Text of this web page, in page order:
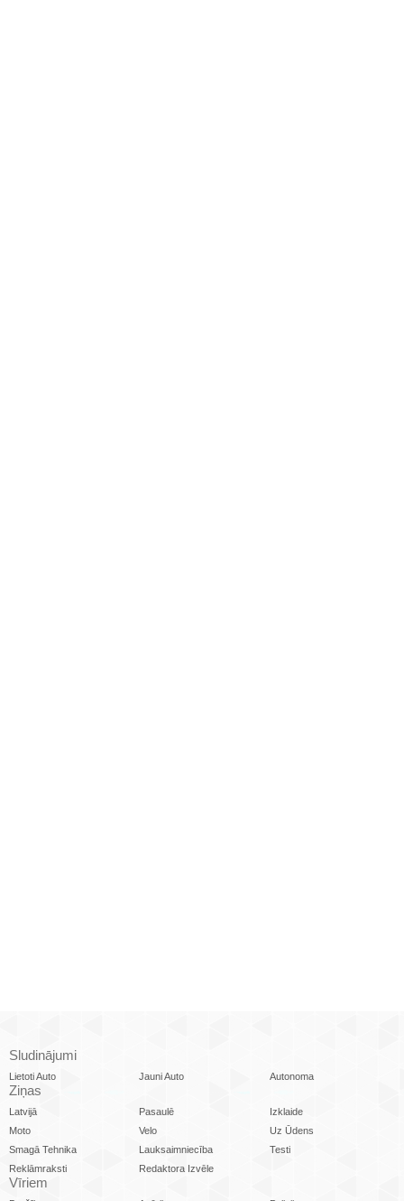
Sludinājumi
Lietoti Auto Jauni Auto Autonoma
Ziņas
Latvijā Pasaulē
Izklaide
Moto
Velo
Uz Ūdens
Smagā Tehnika
Lauksaimniecība
Testi
Reklāmraksti
Redaktora Izvēle
Vīriem